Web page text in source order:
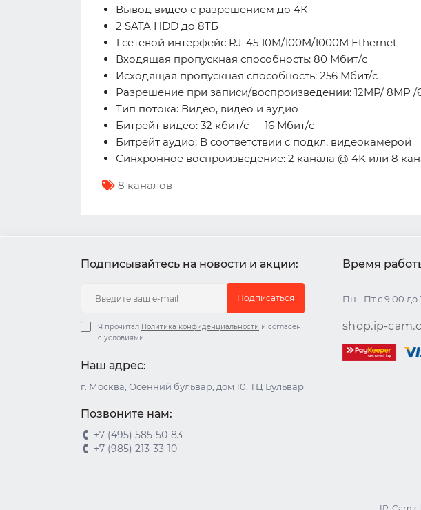
Вывод видео с разрешением до 4К
2 SATA HDD до 8ТБ
1 сетевой интерфейс RJ-45 10M/100M/1000M Ethernet
Входящая пропускная способность: 80 Мбит/с
Исходящая пропускная способность: 256 Мбит/с
Разрешение при записи/воспроизведении: 12MP/ 8MP /
Тип потока: Видео, видео и аудио
Битрейт видео: 32 кбит/с — 16 Мбит/с
Битрейт аудио: В соответствии с подкл. видеокамерой
Синхронное воспроизведение: 2 канала @ 4K или 8
8 каналов
Подписывайтесь на новости и акции:
Подписаться
Я прочитал Политика конфиденциальности и согласен
с условиями
Наш адрес:
г. Москва, Осенний бульвар, дом 10, ТЦ Бульвар
Позвоните нам:
+7 (495) 585-50-83
+7 (985) 213-33-10
Время
Пн - Пт с 9:00 до
shop.ip-